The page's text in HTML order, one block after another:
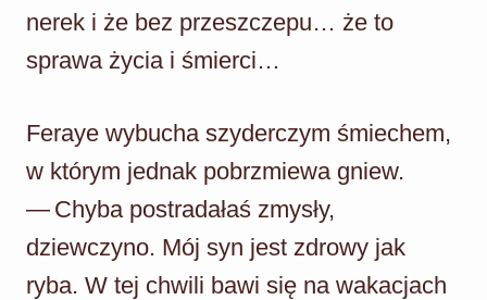
nerek i że bez przeszczepu… że to
sprawa życia i śmierci…
Feraye wybucha szyderczym śmiechem,
w którym jednak pobrzmiewa gniew.
— Chyba postradałaś zmysły,
dziewczyno. Mój syn jest zdrowy jak
ryba. W tej chwili bawi się na wakacjach